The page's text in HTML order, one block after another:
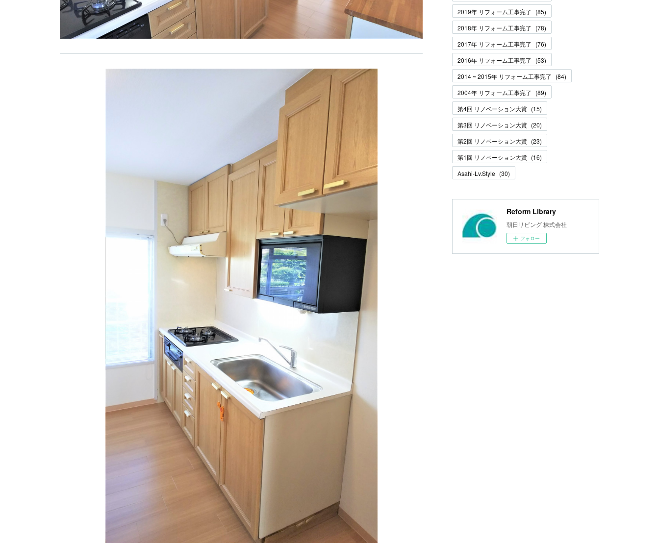
2019年 リフォーム工事完了
(85)
2018年 リフォーム工事完了
(78)
2017年 リフォーム工事完了
(76)
2016年 リフォーム工事完了
(53)
2014 ~ 2015年 リフォーム工事完了
(84)
2004年 リフォーム工事完了
(89)
第4回 リノベーション大賞 (15)
第3回 リノベーション大賞 (20)
第2回 リノベーション大賞 (23)
第1回 リノベーション大賞 (16)
Asahi-Lv.Style (30)
Reform Library
朝日リビング 株式会社
フォロー